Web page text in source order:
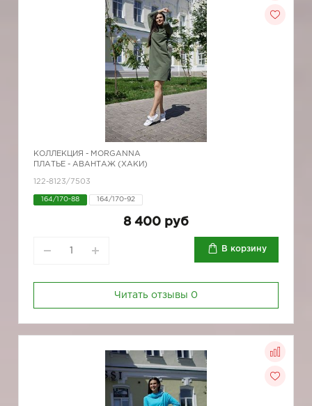
КОЛЛЕКЦИЯ - MORGANNA
ПЛАТЬЕ - АВАНТАЖ (ХАКИ)
122-8123/7503
164/170-88 164/170-92
8 400 руб
В корзину
Читать отзывы 0